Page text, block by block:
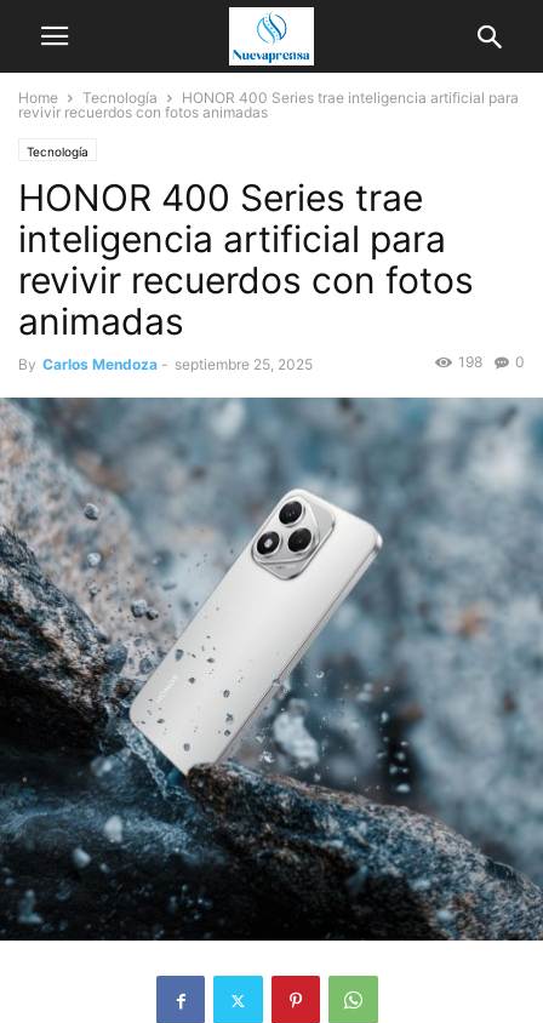
Home Tecnología
HONOR 400 Series trae inteligencia artificial para
revivir recuerdos con fotos animadas
Tecnología
HONOR 400 Series trae
inteligencia artificial para
revivir recuerdos con fotos
animadas
By Carlos Mendoza - septiembre 25, 2025 0
198